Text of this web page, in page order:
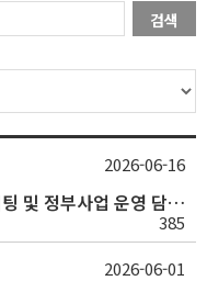
검색
서울대학교기술지주(주) 액셀러레이팅 및 정부사업 운영 담당 채용
385
2026-06-16
2026-06-01